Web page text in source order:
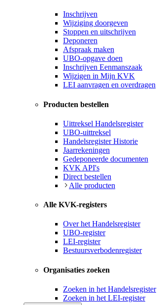
Inschrijven
Wijziging doorgeven
Stoppen en uitschrijven
Deponeren
Afspraak maken
UBO-opgave doen
Inschrijven Eenmanszaak
Wijzigen in Mijn KVK
LEI aanvragen en overdragen
Producten bestellen
Uittreksel Handelsregister
UBO-uittreksel
Handelsregister Historie
Jaarrekeningen
Gedeponeerde documenten
KVK API's
Direct bestellen
Alle producten
Alle KVK-registers
Over het Handelsregister
UBO-register
LEI-register
Bestuursverbodenregister
Organisaties zoeken
Zoeken in het Handelsregister
Zoeken in het LEI-register